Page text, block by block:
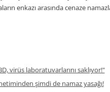
enkazı arasında cenaze
virüs laboratuvarlarını saklıyor!"
şimdi de namaz yasağı!